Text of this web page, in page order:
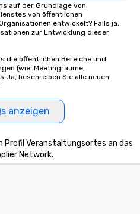
auf der Grundlage von
von öffentlichen
entwickelt? Falls ja,
zur Entwicklung dieser
die öffentlichen Bereiche und
(wie: Meetingräume,
Ja, beschreiben Sie alle neuen
anzeigen
Profil Veranstaltungsortes an das
Network.